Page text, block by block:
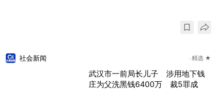
社会新闻 精选 ★
武汉市一前局长儿子 涉用地下钱
庄为父洗黑钱6400万 裁5罪成